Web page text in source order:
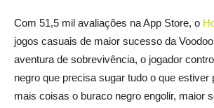
Com 51,5 mil avaliações na App Store, o
jogos casuais de maior sucesso da
aventura de sobrevivência, o jogador
negro que precisa sugar tudo o que estiver
mais coisas o buraco negro engolir, maior